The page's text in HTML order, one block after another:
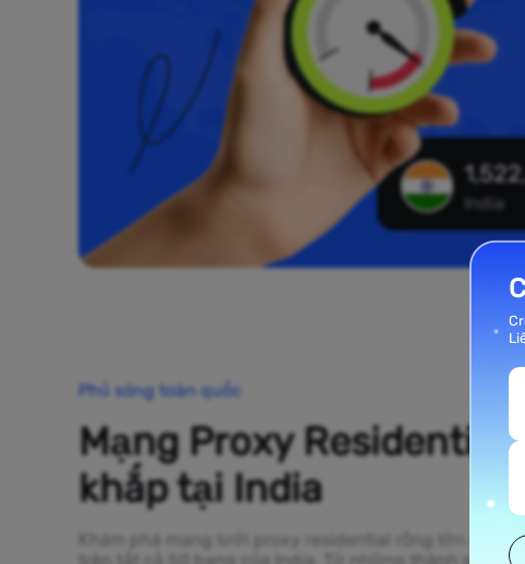
India
Phủ sóng toàn quốc
Mạng Proxy Residential
khắp tại India
Khám phá mạng lưới proxy residential rộng lớn của
trên tất cả 50 bang của India. Từ những thành phố